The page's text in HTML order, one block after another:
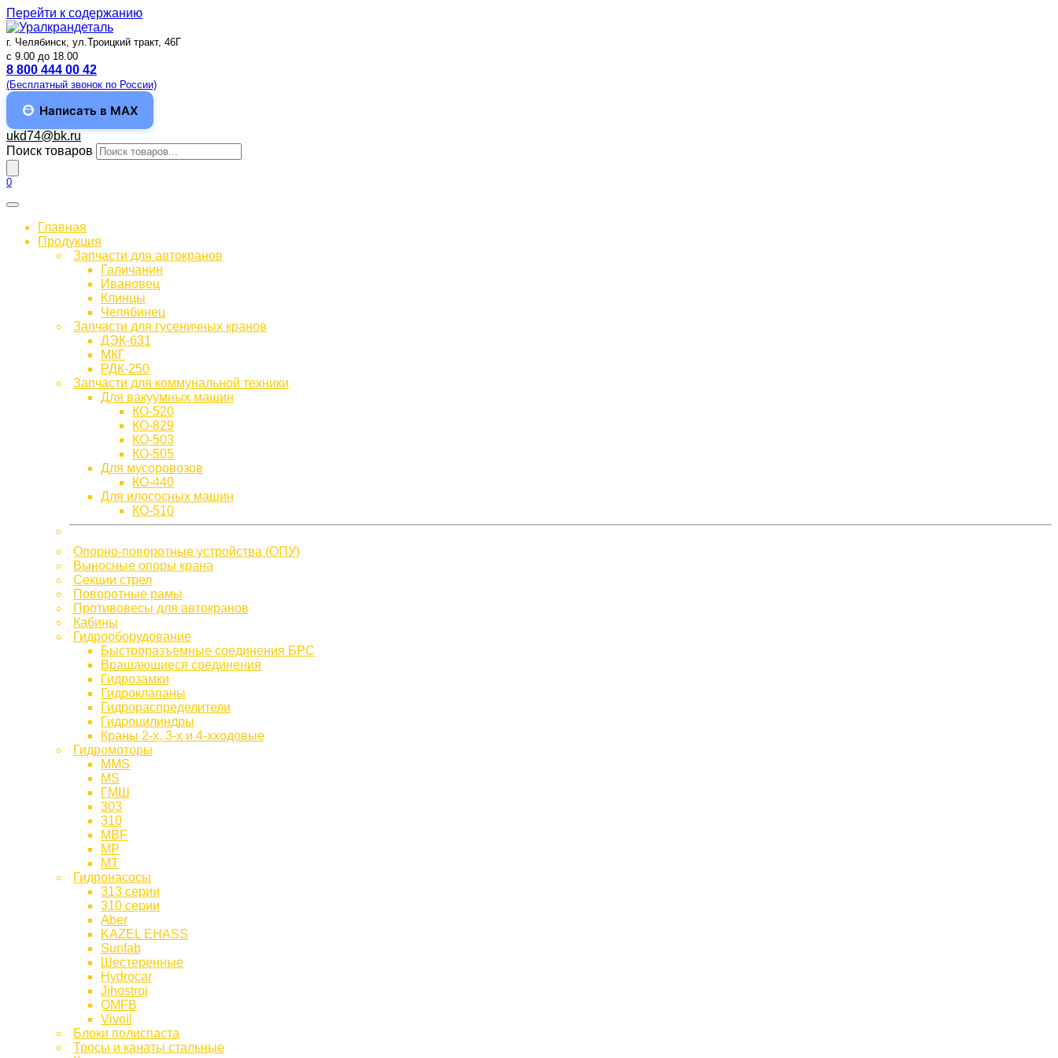
Перейти к содержанию
г. Челябинск, ул.Троицкий тракт, 46Г
c 9.00 до 18.00
8 800 444 00 42
(Бесплатный звонок по России)
Написать в MAX
ukd74@bk.ru
Поиск товаров
0
Главная
Продукция
Запчасти для автокранов
Галичанин
Ивановец
Клинцы
Челябинец
Запчасти для гусеничных кранов
ДЭК-631
МКГ
РДК-250
Запчасти для коммунальной техники
Для вакуумных машин
КО-520
КО-829
КО-503
КО-505
Для мусоровозов
КО-440
Для илососных машин
КО-510
Опорно-поворотные устройства (ОПУ)
Выносные опоры крана
Секции стрел
Поворотные рамы
Противовесы для автокранов
Кабины
Гидрооборудование
Быстроразъемные соединения БРС
Вращающиеся соединения
Гидрозамки
Гидроклапаны
Гидрораспределители
Гидроцилиндры
Краны 2-х, 3-х и 4-хходовые
Гидромоторы
MMS
MS
ГМШ
303
310
MBF
МР
МТ
Гидронасосы
313 серии
310 серии
Aber
KAZEL EHASS
Sunfab
Шестеренные
Hydrocar
Jihostroj
OMFB
Vivoil
Блоки полиспаста
Тросы и канаты стальные